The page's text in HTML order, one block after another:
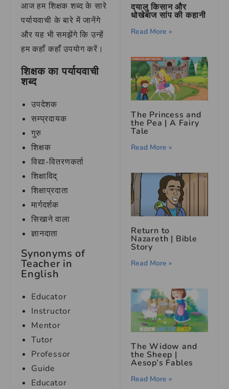
आज हम शिक्षक शब्द के सारे
पर्यायवाची के बारे में जानेंगे
और यह भी समझेंगे कि उन्हें
हम कहाँ कहाँ उपयोग करें।
शिक्षक का पर्यायवाची
शब्द
उपदेशक
सम्प्रदायक
गुरु
शिक्षक
विद्या-वितरणकर्ता
शिक्षाविद्
शिक्षाप्रदाता
मार्गदर्शक
सिखाने वाला
ज्ञानदाता
Synonyms of
Teacher in
English
Educator
Instructor
Mentor
Tutor
Professor
Guide
Educator
दयालु किसान और
धोखेबाज सांप की कहानी
Read More »
The Princess and
the Pea | A Fairy
Tale
Read More »
Return to
Nazareth | Bible
Story
Read More »
The Widow and
the Sheep |
Aesop’s Fables
Read More »